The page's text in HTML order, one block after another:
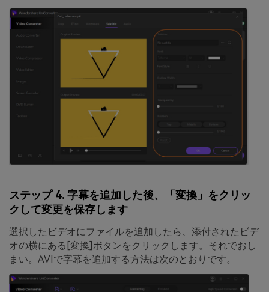
ステップ 4. 字幕を追加した後、「変換」をクリッ
クして変更を保存します
選択したビデオにファイルを追加したら、添付されたビデ
オの横にある [変換]ボタンをクリックします。 それでおし
まい。AVIで字幕を追加する方法は次のとおりです。